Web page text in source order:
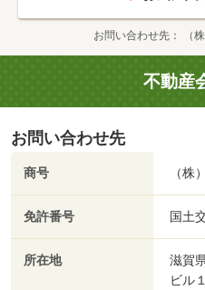
お問い合わせ先 （
不動産
お問い合わせ先
商号 （株
免許番号 国土
所在地
滋賀
ビル